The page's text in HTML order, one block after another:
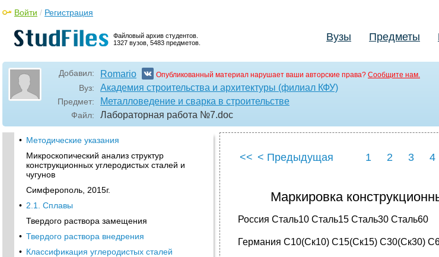
Файловый архив студентов.
1327 вузов, 5483 предметов.
Войти / Регистрация
Вузы Предметы
Добавил: Romario Опубликованный материал нарушает ваши авторские права? Сообщите нам.
Вуз: Академия строительства и архитектуры (филиал КФУ)
Предмет: Металловедение и сварка в строительстве
Файл: Лабораторная работа №7.doc
• Методические указания
Микроскопический анализ структур
конструкционных углеродистых сталей и
чугунов
Симферополь, 2015г.
• 2.1. Сплавы
Твердого раствора замещения
• Твердого раствора внедрения
• Классификация углеродистых сталей
<< < Предыдущая 1 2 3 4
Маркировка
Россия Сталь10 Сталь15 Сталь30 Сталь60
Германия С10(Ск10) С15(Ск15) С30(Ск30)